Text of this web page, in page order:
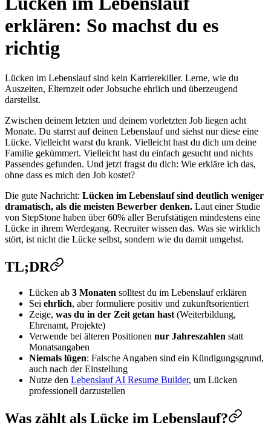
erklären: So machst du es
richtig
Lücken im Lebenslauf sind kein Karrierekiller. Lerne, wie du
Auszeiten, Elternzeit oder Jobsuche ehrlich und überzeugend
darstellst.
Zwischen deinem letzten und deinem vorletzten Job liegen acht
Monate. Du starrst auf deinen Lebenslauf und siehst nur diese eine
Lücke. Vielleicht warst du krank. Vielleicht hast du dich um deine
Familie gekümmert. Vielleicht hast du einfach gesucht und nichts
Passendes gefunden. Und jetzt fragst du dich: Wie erkläre ich das,
ohne dass es mich den Job kostet?
Die gute Nachricht: Lücken im Lebenslauf sind deutlich weniger
dramatisch, als die meisten Bewerber denken. Laut einer Studie
von StepStone haben über 60% aller Berufstätigen mindestens eine
Lücke in ihrem Werdegang. Recruiter wissen das. Was sie wirklich
stört, ist nicht die Lücke selbst, sondern wie du damit umgehst.
TL;DR
Lücken ab 3 Monaten solltest du im Lebenslauf erklären
Sei ehrlich, aber formuliere positiv und zukunftsorientiert
Zeige, was du in der Zeit getan hast (Weiterbildung,
Ehrenamt, Projekte)
Verwende bei älteren Positionen nur Jahreszahlen statt
Monatsangaben
Niemals lügen: Falsche Angaben sind ein Kündigungsgrund,
auch nach der Einstellung
Nutze den Lebenslauf AI Resume Builder, um Lücken
professionell darzustellen
Was zählt als Lücke im Lebenslauf?